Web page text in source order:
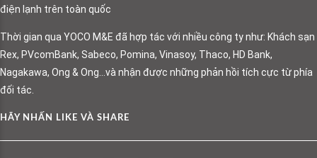
điện lạnh trên toàn quốc
Thời gian qua YOCO M&E đã hợp tác với nhiều công ty như: Khách sạn
Rex, PVcomBank, Sabeco, Pomina, Vinasoy, Thaco, HD Bank,
Nagakawa, Ong & Ong…và nhận được những phản hồi tích cực từ phía
đối tác.
HÃY NHẤN LIKE VÀ SHARE